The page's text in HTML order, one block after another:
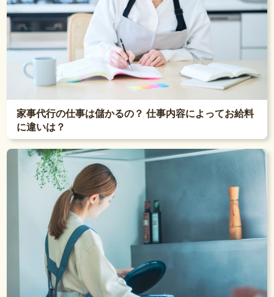
家事代行の仕事は儲かるの？ 仕事内容によってお給料
に違いは？